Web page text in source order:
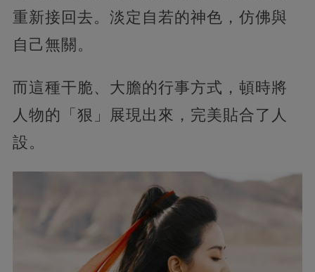
重新接回去。淡定自若的神色，仿佛與
自己無關。
而這種干脆、大膽的行事方式，頓時將
人物的「狠」展現出來，完美貼合了人
設。